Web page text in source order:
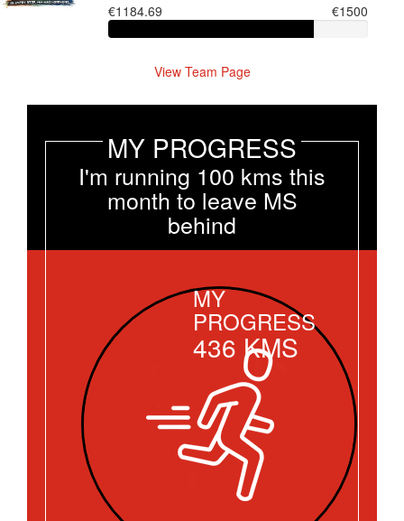
€1184.69 €1500
View Team Page
MY PROGRESS
I'm running 100 kms this
month to leave MS
behind
MY
PROGRESS
436 KMS